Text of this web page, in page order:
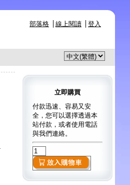
部落格 線上閱讀 登入
立即購買
付款迅速、容易又安
全，您可以選擇透過本
站付款，或者使用電話
與我們連絡。